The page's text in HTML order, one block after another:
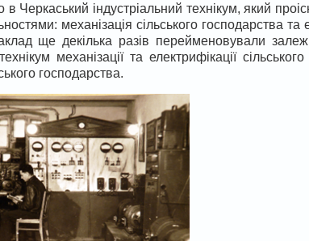
Черкаський індустріальний технікум, який
механізація сільського господарства та
ще декілька разів перейменовували
механізації та електрифікації сільського
господарства.